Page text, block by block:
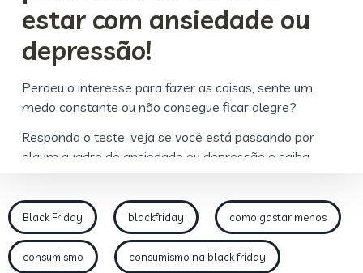
Black Friday blackfriday como gastar menos
consumismo consumismo na black friday